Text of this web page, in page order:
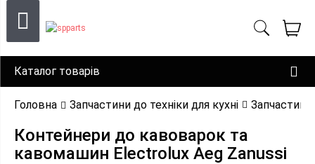
Каталог товарів
Головна Запчастини до техніки для кухні
Контейнери до кавоварок та
кавомашин Electrolux Aeg Zanussi